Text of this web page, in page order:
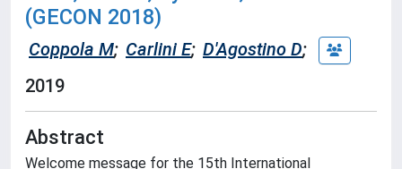
(GECON 2018)
Coppola M; Carlini E; D'Agostino D;
2019
Abstract
Welcome message for the 15th International